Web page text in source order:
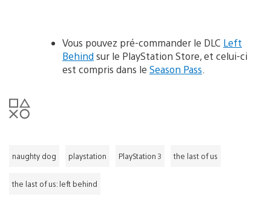
Vous pouvez pré-commander le DLC Left
Behind sur le PlayStation Store, et celui-ci
est compris dans le Season Pass
naughty dog playstation PlayStation 3 the last of us
the last of us: left behind